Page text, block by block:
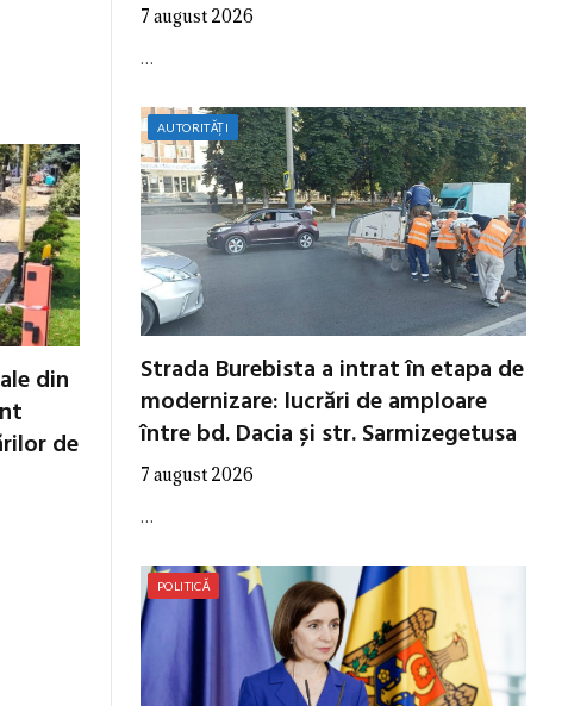
din
de
7 august 2026
…
AUTORITĂȚI
Strada Burebista a intrat în etapa de
modernizare: lucrări de amploare
între bd. Dacia și str. Sarmizegetusa
7 august 2026
…
POLITICĂ